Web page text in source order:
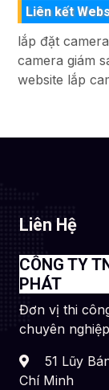
Liên kết
lắp đặt
camera giám
website lắp
Liên Hệ
CÔNG TY
PHÁT
Đơn vị thi
chuyên nghiệp
51 Lũy
Chí Minh